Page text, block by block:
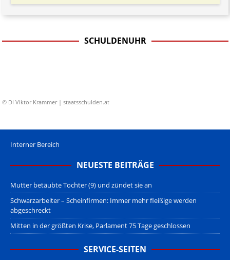
SCHULDENUHR
© DI Viktor Krammer | staatsschulden.at
Interner Bereich
NEUESTE BEITRÄGE
Mutter betäubte Tochter (9) und zündet sie an
Schwarzarbeiter – Scheinfirmen: Immer mehr fleißige werden
abgeschreckt
Mitten in der größten Krise, Parlament 75 Tage geschlossen
SERVICE-SEITEN